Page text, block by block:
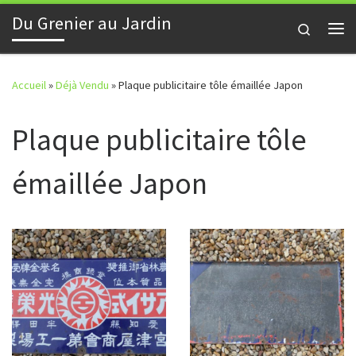
Skip to content
Du Grenier au Jardin
Search
Accueil»Déjà Vendu »Plaque publicitaire tôle émaillée Japon
Plaque publicitaire tôle
émaillée Japon